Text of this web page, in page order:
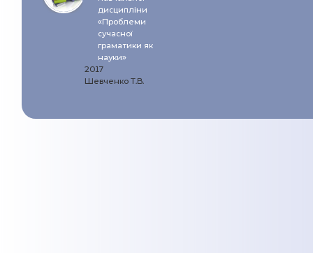
дисципліни
«Проблеми
сучасної
граматики як
науки»
2017
Шевченко Т.В.